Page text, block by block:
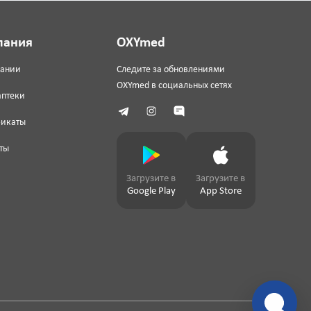
OXYmed
Следите за обновлениями
OXYmed в социальных сетях
Загрузите в
Google Play
Загрузите в
App Store